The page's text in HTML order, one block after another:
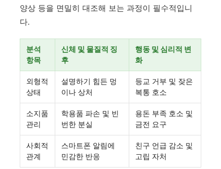
양상 등을 면밀히 대조해 보는 과정이 필수적입니
다.
분석
항목
신체 및 물질적 징
후
행동 및 심리적 변
화
외형적
상태
설명하기 힘든 멍
이나 상처
등교 거부 및 잦은
복통 호소
소지품
관리
학용품 파손 및 빈
번한 분실
용돈 부족 호소 및
금전 요구
사회적
관계
스마트폰 알림에
민감한 반응
친구 언급 감소 및
고립 자처